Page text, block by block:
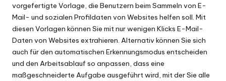
vorgefertigte Vorlage, die Benutzern beim Sammeln von E-
Mail- und sozialen Profildaten von Websites helfen soll. Mit
diesen Vorlagen können Sie mit nur wenigen Klicks E-Mail-
Daten von Websites extrahieren. Alternativ können Sie sich
auch für den automatischen Erkennungsmodus entscheiden
und den Arbeitsablauf so anpassen, dass eine
maßgeschneiderte Aufgabe ausgeführt wird, mit der Sie alle